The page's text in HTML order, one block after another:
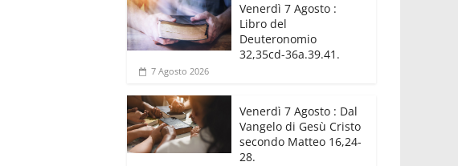
Venerdì 7 Agosto :
Libro del
Deuteronomio
32,35cd-36a.39.41.
7 Agosto 2026
Venerdì 7 Agosto : Dal
Vangelo di Gesù Cristo
secondo Matteo 16,24-
28.